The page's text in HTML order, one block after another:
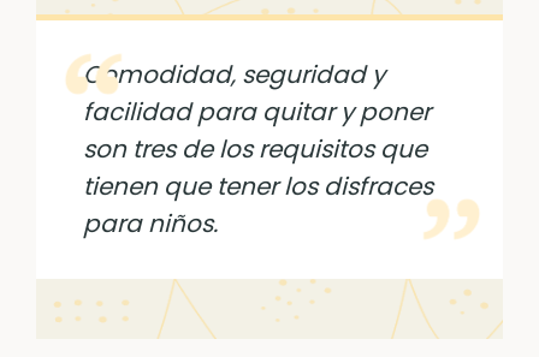
Comodidad, seguridad y
facilidad para quitar y poner
son tres de los requisitos que
tienen que tener los disfraces
para niños.